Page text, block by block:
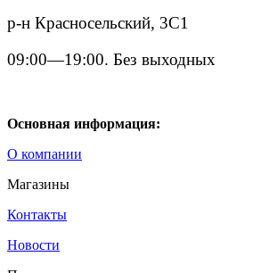
р-н Красносельский, 3С1
09:00—19:00. Без выходных
Основная информация:
О компании
Магазины
Контакты
Новости